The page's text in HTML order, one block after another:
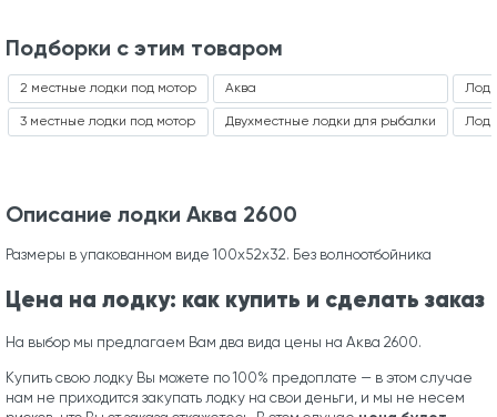
Подборки с этим товаром
2 местные лодки под мотор
3 местные лодки под мотор
Аква
Двухместные лодки для рыбалки
Описание лодки Аква 2600
Размеры в упакованном виде 100x52x32. Без волноотбойника
Цена на лодку: как купить и сделать заказ
На выбор мы предлагаем Вам два вида цены на Аква 2600.
Купить свою лодку Вы можете по 100% предоплате — в этом случае
нам не приходится закупать лодку на свои деньги, и мы не несем